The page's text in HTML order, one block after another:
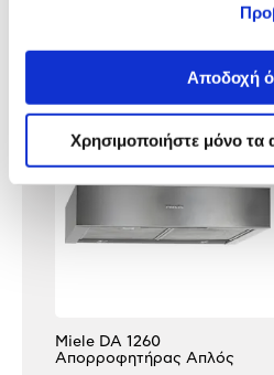
Αποδοχή
Χρησιμοποιήστε μόνο τα
προϊόντα σε
Miele DA 1260
Απορροφητήρας Απλός